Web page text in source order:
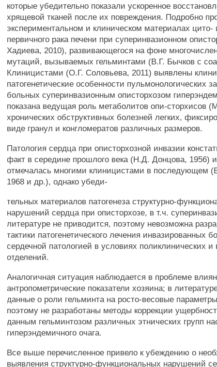
которые убедительно показали ускоренное
хрящевой тканей после их повреждения. Подробно
экспериментальном и клиническом материалах цито-
первичного рака печени при суперинвазионном
Хадиева, 2010), развивающегося на фоне
мутаций, вызываемых гельминтами (В.Г. Бычков с
Клиницистами (О.Г. Соловьева, 2011) выявлены
патогенетические особенности пульмонологических
больных суперинвазионным описторхозом
показана ведущая роль метаболитов опи-сторхисов
хронических обструктивных болезней легких,
виде гранул и конгломератов различных размеров.
Патология сердца при описторхозной инвазии
факт в середине прошлого века (Н.Д. Донцова, 1956)
отмечалась многими клиницистами в последующем
1968 и др.), однако убеди-
тельных материалов патогенеза структурно-
нарушений сердца при описторхозе, в т.ч.
литературе не приводится, поэтому невозможна
тактики патогенетического лечения инвазированных
сердечной патологией в условиях поликлинических и
отделений.
Аналогичная ситуация наблюдается в проблеме
антропометрические показатели хозяина; в
данные о роли гельминта на росто-весовые
поэтому не разработаны методы коррекции
данным гельминтозом различных этнических групп
гиперэндемичного очага.
Все выше перечисленное привело к убеждению о
выявления структурно-функциональных нарушений